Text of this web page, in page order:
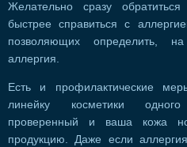
Желательно сразу
быстрее справиться с
позволяющих определить,
аллергия.
Есть и профилактические
линейку косметики
проверенный и ваша кожа
продукцию. Даже если